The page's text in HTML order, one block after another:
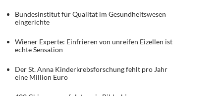
Bundesinstitut für Qualität im Gesundheitswesen
eingerichte
Wiener Experte: Einfrieren von unreifen Eizellen ist
echte Sensation
Der St. Anna Kinderkrebsforschung fehlt pro Jahr
eine Million Euro